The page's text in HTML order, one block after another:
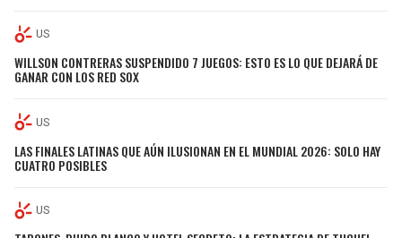
US
WILLSON CONTRERAS SUSPENDIDO 7 JUEGOS: ESTO ES LO QUE DEJARÁ DE
GANAR CON LOS RED SOX
US
LAS FINALES LATINAS QUE AÚN ILUSIONAN EN EL MUNDIAL 2026: SOLO HAY
CUATRO POSIBLES
US